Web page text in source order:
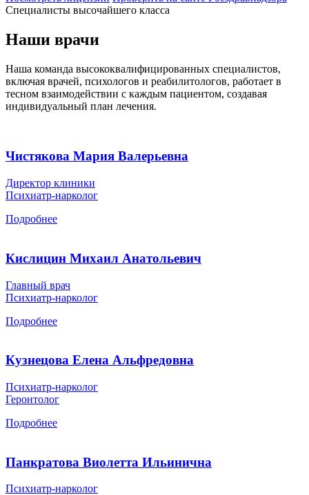
Специалисты высочайшего класса
Наши врачи
Наша команда высококвалифицированных специалистов,
включая врачей, психологов и реабилитологов, работает в
тесном взаимодействии с каждым пациентом, создавая
индивидуальный план лечения.
Чистякова Мария Валерьевна
Директор клиники
Психиатр-нарколог
Подробнее
Кислицин Михаил Анатольевич
Главный врач
Психиатр-нарколог
Подробнее
Кузнецова Елена Альфредовна
Психиатр-нарколог
Геронтолог
Подробнее
Панкратова Виолетта Ильинична
Психиатр-нарколог